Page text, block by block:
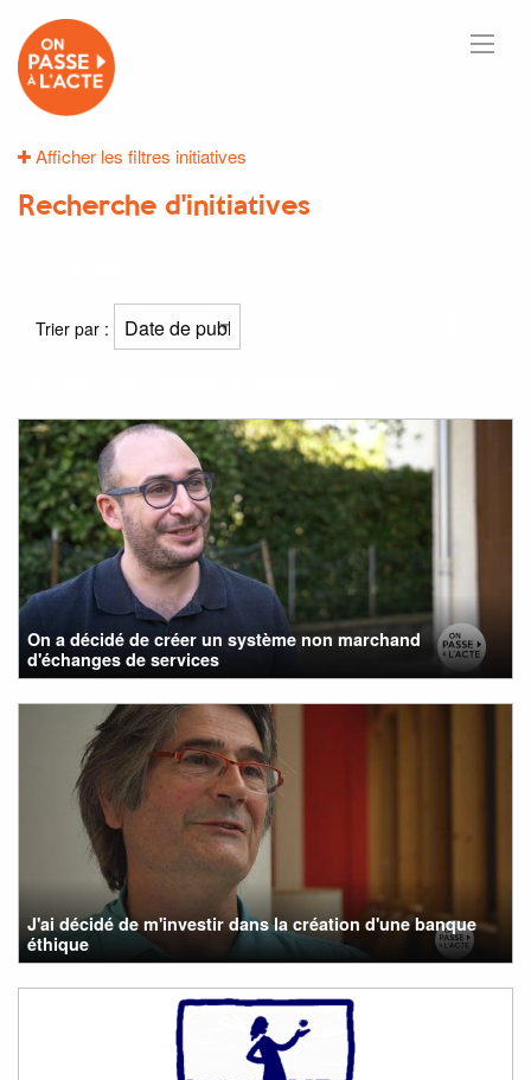
Afficher les filtres initiatives
Recherche d'initiatives
Trier par :
On a décidé de créer un système non marchand
d'échanges de services
J'ai décidé de m'investir dans la création d'une banque
éthique